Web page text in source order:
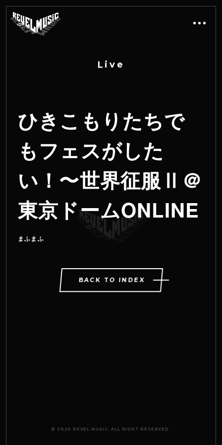
L i v e
ひきこもりたちで
もフェスがした
い！〜世界征服Ⅱ＠
東京ドームONLINE
まふまふ
BACK TO INDEX
© 2020 REVEL MUSIC. ALL RIGHT RESERVED.